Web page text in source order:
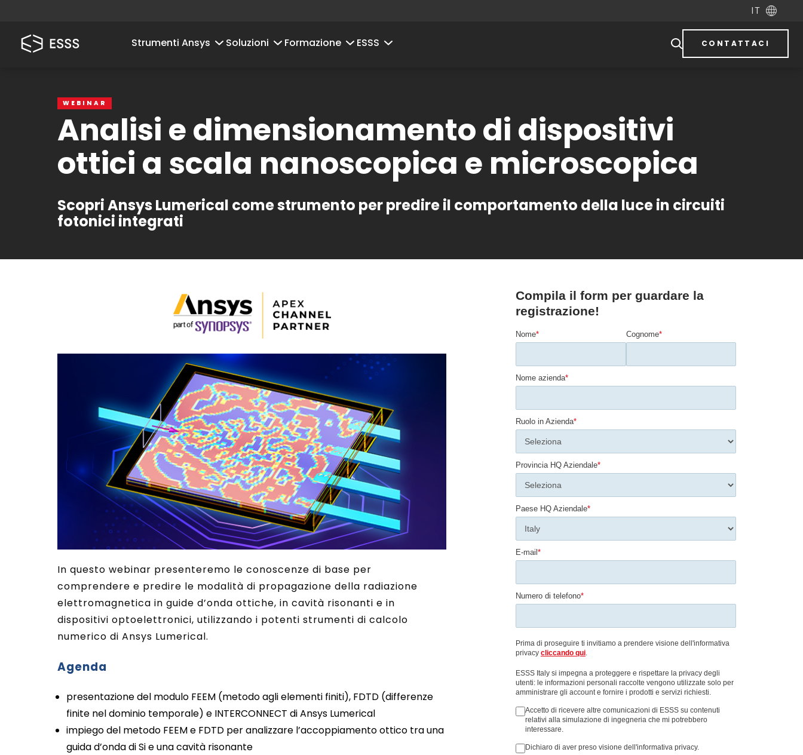
IT
Strumenti Ansys Soluzioni Formazione ESSS CONTATTACI
WEBINAR
Analisi e dimensionamento di dispositivi
ottici a scala nanoscopica e microscopica
Scopri Ansys Lumerical come strumento per predire il comportamento della luce in circuiti
fotonici integrati
In questo webinar presenteremo le conoscenze di base per
comprendere e predire le modalità di propagazione della radiazione
elettromagnetica in guide d’onda ottiche, in cavità risonanti e in
dispositivi optoelettronici, utilizzando i potenti strumenti di calcolo
numerico di Ansys Lumerical.
Agenda
presentazione del modulo FEEM (metodo agli elementi finiti), FDTD (differenze
finite nel dominio temporale) e INTERCONNECT di Ansys Lumerical
impiego del metodo FEEM e FDTD per analizzare l’accoppiamento ottico tra una
guida d’onda di Si e una cavità risonante